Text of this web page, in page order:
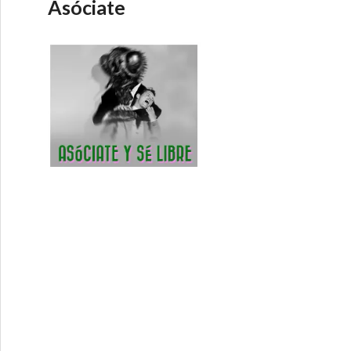
Fulano. Gerardo Nunez & Ulf Wakenius. Duduka Da
Asóciate